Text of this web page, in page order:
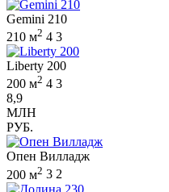
Gemini 210
210 м2 4 3
Liberty 200
200 м2 4 3
8,9
МЛН
РУБ.
Опен Вилладж
200 м2 3 2